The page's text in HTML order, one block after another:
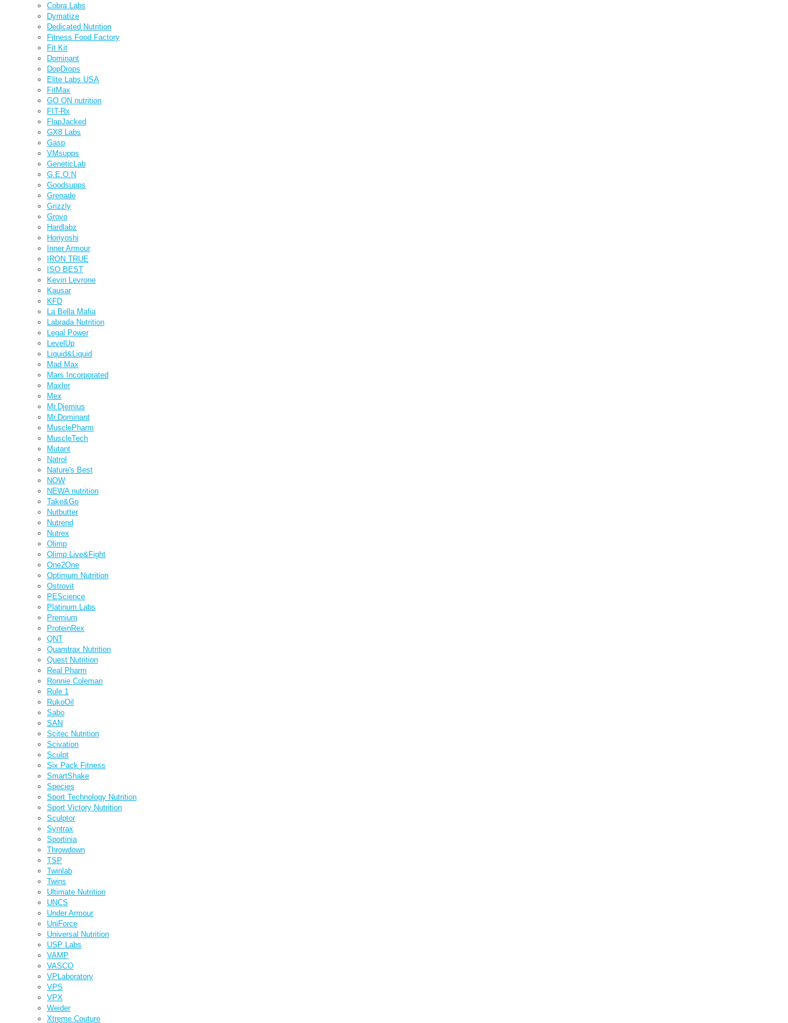
Cobra Labs
Dymatize
Dedicated Nutrition
Fitness Food Factory
Fit Kit
Dominant
DopDrops
Elite Labs USA
FitMax
GO ON nutrition
FIT-Rx
FlapJacked
GX8 Labs
Gasp
VMsupps
GeneticLab
G.E.O.N
Goodsupps
Grenade
Grizzly
Grovo
Hardlabz
Horiyoshi
Inner Armour
IRON TRUE
ISO BEST
Kevin Levrone
Kausar
KFD
La Bella Mafia
Labrada Nutrition
Legal Power
LevelUp
Liquid&Liquid
Mad Max
Mars Incorporated
Maxler
Mex
Mr.Djemius
Mr.Dominant
MusclePharm
MuscleTech
Mutant
Natrol
Nature's Best
NOW
NEWA nutrition
Take&Go
Nutbutter
Nutrend
Nutrex
Olimp
Olimp Live&Fight
One2One
Optimum Nutrition
Ostrovit
PEScience
Platinum Labs
Premium
ProteinRex
QNT
Quamtrax Nutrition
Quest Nutrition
Real Pharm
Ronnie Coleman
Rule 1
RukoOil
Sabo
SAN
Scitec Nutrition
Scivation
Sculpt
Six Pack Fitness
SmartShake
Species
Sport Technology Nutrition
Sport Victory Nutrition
Sculptor
Syntrax
Sportinia
Throwdown
TSP
Twinlab
Twins
Ultimate Nutrition
UNCS
Under Armour
UniForce
Universal Nutrition
USP Labs
VAMP
VASCO
VPLaboratory
VPS
VPX
Weider
Xtreme Couture